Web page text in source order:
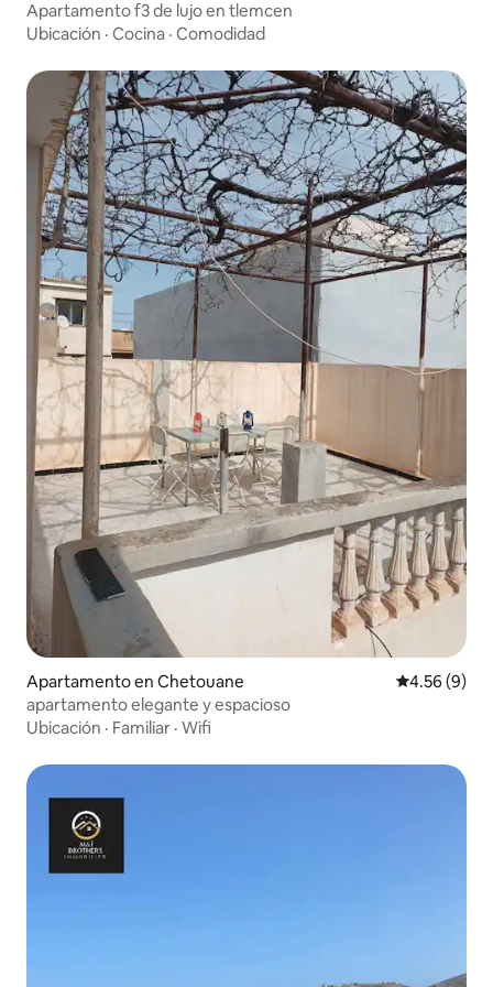
Apartamento f3 de lujo en tlemcen
Ubicación · Cocina · Comodidad
Apartamento en Chetouane Calificación
4.56 (9)
apartamento elegante y espacioso
Ubicación · Familiar · Wifi